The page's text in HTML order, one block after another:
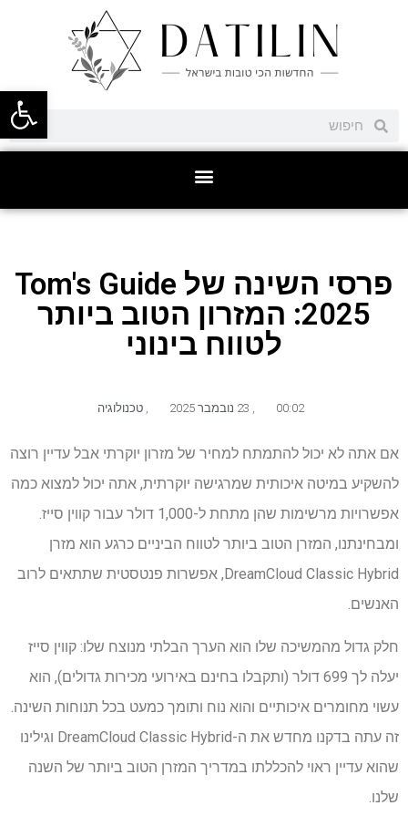
פתח
פרסי השינה של Tom's Guide
2025: המזרון הטוב ביותר
לטווח בינוני
00:02
,
, טכנולוגיה
אם אתה לא יכול להתמתח למחיר של מזרון יוקרתי אבל עדיין רוצה
להשקיע במיטה איכותית שמרגישה יוקרתית, אתה יכול למצוא כמה
אפשרויות מרשימות שהן מתחת ל-1,000 דולר עבור קווין סייז.
ומבחינתנו, המזרן הטוב ביותר לטווח הביניים כרגע הוא מזרן
DreamCloud Classic Hybrid, אפשרות פנטסטית שתתאים לרוב
האנשים.
חלק גדול מהמשיכה שלו הוא הערך הבלתי מנוצח שלו: קווין סייז
יעלה לך 699 דולר (ותקבלו בחינם באירועי מכירות גדולים), הוא
עשוי מחומרים איכותיים והוא נוח ותומך כמעט בכל תנוחות השינה.
זה עתה בדקנו מחדש את ה-DreamCloud Classic Hybrid וגילינו
שהוא עדיין ראוי להכללתו במדריך המזרן הטוב ביותר של השנה
שלנו.